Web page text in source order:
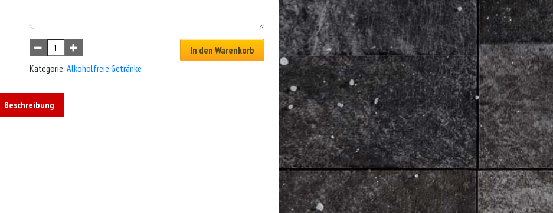
In den Warenkorb
Kategorie: Alkoholfreie Getränke
Beschreibung